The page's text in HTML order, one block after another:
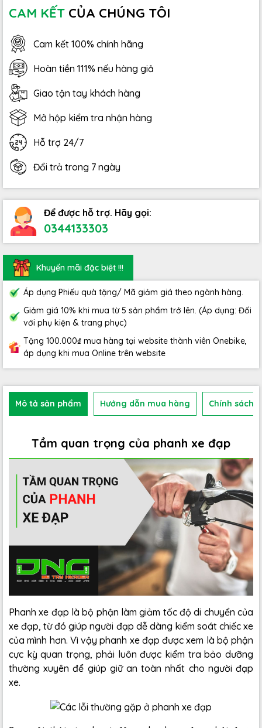
CAM KẾT CỦA CHÚNG TÔI
Cam kết 100% chính hãng
Hoàn tiền 111% nếu hàng giả
Giao tận tay khách hàng
Mở hộp kiểm tra nhận hàng
Hỗ trợ 24/7
Đổi trả trong 7 ngày
Để được hỗ trợ. Hãy gọi:
0344133303
Khuyến mãi đặc biệt !!!
Áp dụng Phiếu quà tặng/ Mã giảm giá theo ngành hàng.
Giảm giá 10% khi mua từ 5 sản phẩm trở lên. (Áp dụng: Đối
với phụ kiện & trang phục)
Tặng 100.000₫ mua hàng tại website thành viên Onebike,
áp dụng khi mua Online trên website
Mô tả sản phẩm Hướng dẫn mua hàng Chính sách
Tầm quan trọng của phanh xe đạp
Phanh xe đạp là bộ phận làm giảm tốc độ di chuyển của
xe đạp, từ đó giúp người đạp dễ dàng kiểm soát chiếc xe
của mình hơn. Vì vậy phanh xe đạp được xem là bộ phận
cực kỳ quan trọng, phải luôn được kiểm tra bảo dưỡng
thường xuyên để giúp giữ an toàn nhất cho người đạp
xe.